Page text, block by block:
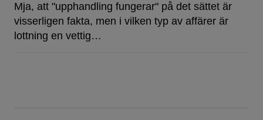
Mja, att "upphandling fungerar" på det sättet är
visserligen fakta, men i vilken typ av affärer är
lottning en vettig…